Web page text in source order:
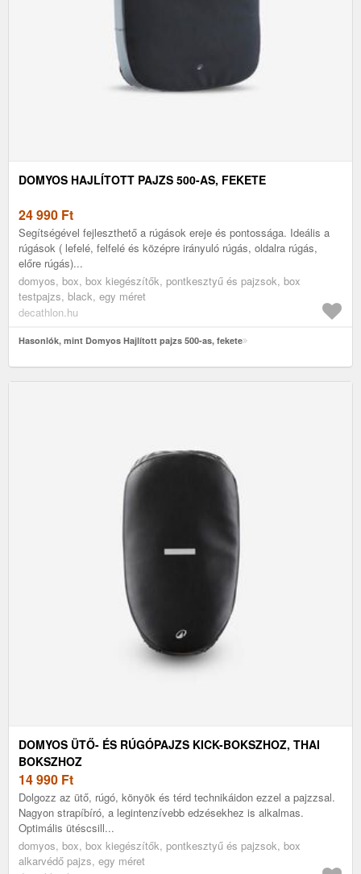
DOMYOS HAJLÍTOTT PAJZS 500-AS, FEKETE
24 990 Ft
Segítségével fejleszthető a rúgások ereje és pontossága. Ideális a
rúgások ( lefelé, felfelé és középre irányuló rúgás, oldalra rúgás,
előre rúgás)...
domyos, box, box kiegészítők, pontkesztyű és pajzsok, box
testpajzs, black, egy méret
decathlon.hu
Hasonlók, mint Domyos Hajlított pajzs 500-as, fekete
DOMYOS ÜTŐ- ÉS RÚGÓPAJZS KICK-BOKSZHOZ, THAI
BOKSZHOZ
14 990 Ft
Dolgozz az ütő, rúgó, könyök és térd technikáidon ezzel a pajzzsal.
Nagyon strapíbíró, a legintenzívebb edzésekhez is alkalmas.
Optimális ütéscsill...
domyos, box, box kiegészítők, pontkesztyű és pajzsok, box
alkarvédő pajzs, egy méret